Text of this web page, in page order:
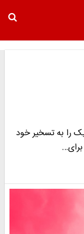
یک را به تسخیر خود